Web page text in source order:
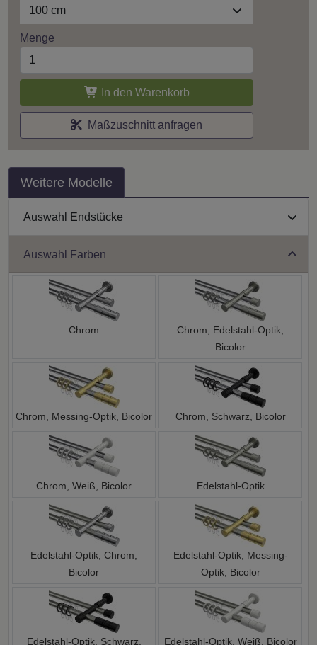
100 cm
Menge
In den Warenkorb
Maßzuschnitt anfragen
Weitere Modelle
Auswahl Endstücke
Auswahl Farben
Chrom
Chrom, Edelstahl-Optik,
Bicolor
Chrom, Messing-Optik, Bicolor Chrom, Schwarz, Bicolor
Chrom, Weiß, Bicolor Edelstahl-Optik
Edelstahl-Optik, Chrom,
Bicolor
Edelstahl-Optik, Messing-
Optik, Bicolor
Edelstahl-Optik, Schwarz, Edelstahl-Optik, Weiß, Bicolor